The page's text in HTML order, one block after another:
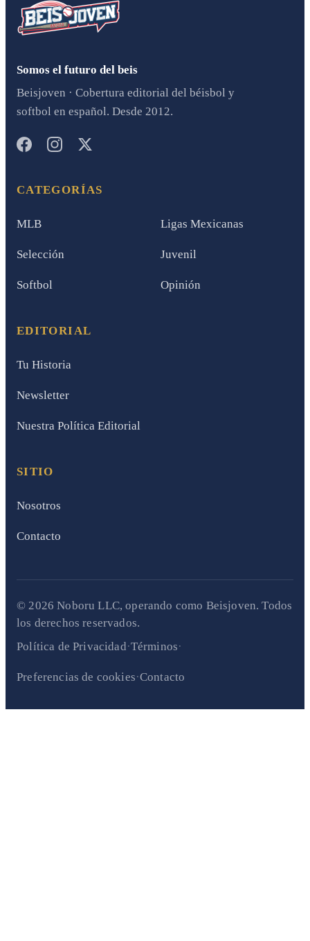
Somos el futuro del beis
Beisjoven · Cobertura editorial del béisbol y
softbol en español. Desde 2012.
CATEGORÍAS
MLB Ligas Mexicanas
Selección Juvenil
Softbol Opinión
EDITORIAL
Tu Historia
Newsletter
Nuestra Política Editorial
SITIO
Nosotros
Contacto
© 2026 Noboru LLC, operando como Beisjoven. Todos
los derechos reservados.
Política de Privacidad·Términos·
Preferencias de cookies·Contacto